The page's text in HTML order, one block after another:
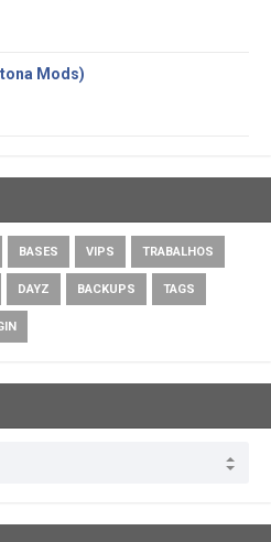
Mods)
BASES VIPS TRABALHOS
DAYZ BACKUPS TAGS